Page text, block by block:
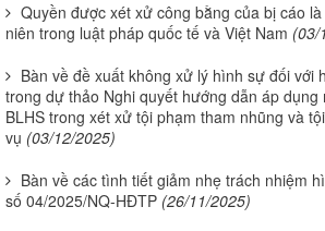
Quyền được xét xử công bằng của bị cáo
niên trong luật pháp quốc tế và Việt Nam (03/
Bàn về đề xuất không xử lý hình sự đối với
trong dự thảo Nghi quyết hướng dẫn áp dụng
BLHS trong xét xử tội phạm tham nhũng và
vụ (03/12/2025)
Bàn về các tình tiết giảm nhẹ trách nhiệm
số 04/2025/NQ-HĐTP (26/11/2025)